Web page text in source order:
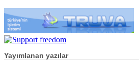
Yayımlanan yazılar